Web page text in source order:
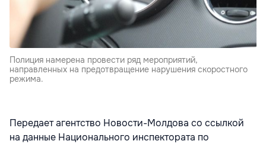
Полиция намерена провести ряд мероприятий,
направленных на предотвращение нарушения скоростного
режима.
Передает агентство Новости-Молдова со ссылкой
на данные Национального инспектората по